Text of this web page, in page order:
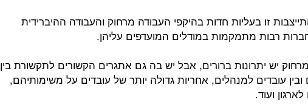
זו בעליות חדות בהיקפי העבודה מרחוק והעבודה ההיברידית
רבות מתמקמות במודלים המועדפים עליהן.
יש יתרונות ברורים, אבל יש בה גם אתגרים הקשורים לתקשורת בין
ובין עובדים למנהלים, אחריות גדולה יותר של עובדים על משימותיהם,
ועוד.